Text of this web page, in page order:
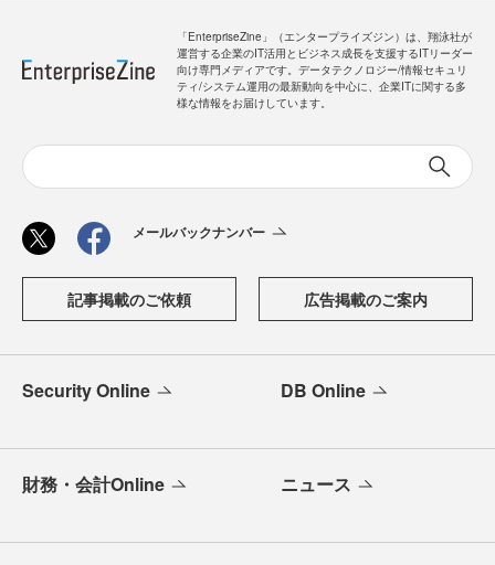
「EnterpriseZine」（エンタープライズジン）は、翔泳社が
運営する企業のIT活用とビジネス成長を支援するITリーダー
向け専門メディアです。データテクノロジー/情報セキュリ
ティ/システム運用の最新動向を中心に、企業ITに関する多
様な情報をお届けしています。
メールバックナンバー
記事掲載のご依頼 広告掲載のご案内
Security Online DB Online
財務・会計Online ニュース